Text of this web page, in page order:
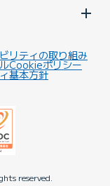
リティの取り組み
Cookieポリシー
基本方針
reserved.